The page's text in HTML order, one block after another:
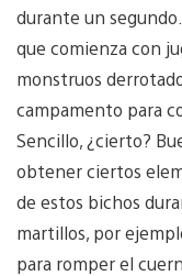
durante un
que comienza con
monstruos
campamento para
Sencillo, ¿cierto?
obtener ciertos
de estos bichos
martillos, por
para romper el